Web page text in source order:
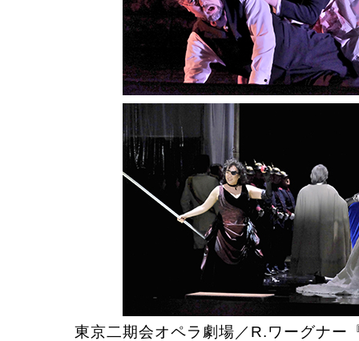
東京二期会オペラ劇場／R.ワーグナー